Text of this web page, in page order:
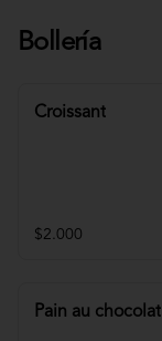
Bollería
Croissant
$2.000
Pain au chocolat